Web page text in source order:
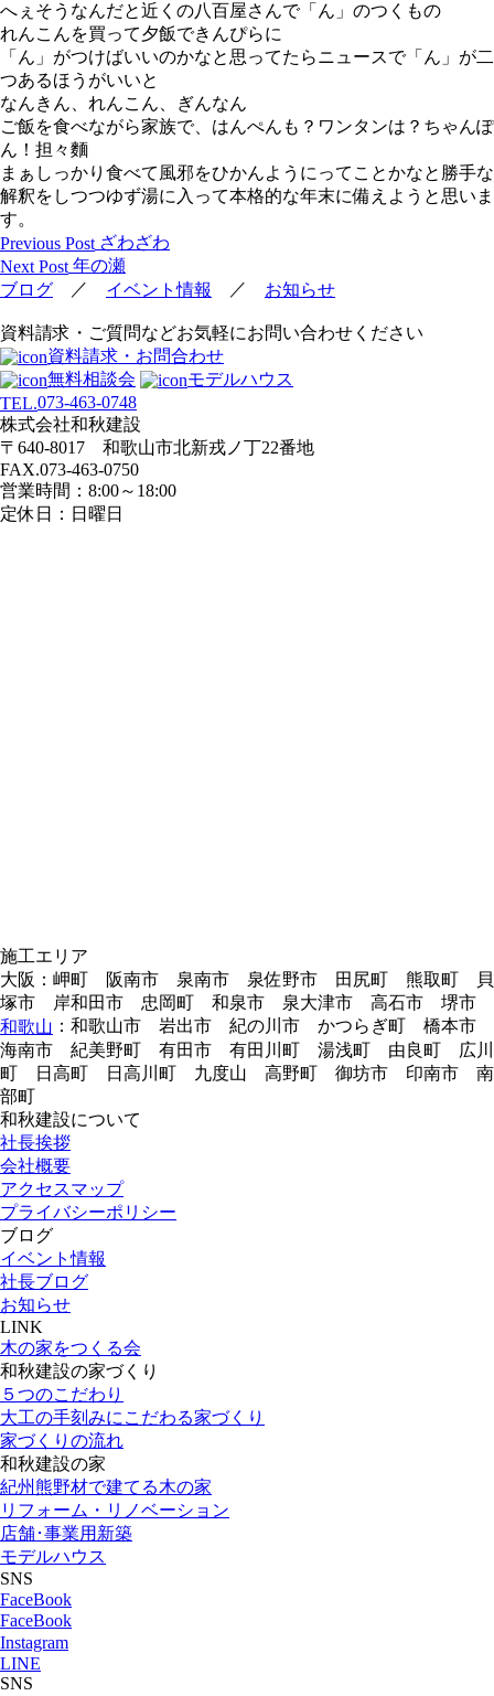
へぇそうなんだと近くの八百屋さんで「ん」のつくもの
れんこんを買って夕飯できんぴらに
「ん」がつけばいいのかなと思ってたらニュースで「ん」が二
つあるほうがいいと
なんきん、れんこん、ぎんなん
ご飯を食べながら家族で、はんぺんも？ワンタンは？ちゃんぽ
ん！担々麵
まぁしっかり食べて風邪をひかんようにってことかなと勝手な
解釈をしつつゆず湯に入って本格的な年末に備えようと思いま
す。
投
稿
ナ
ゲ
ー
シ
ョ
ン
Previous Post ざわざわ
Next Post 年の瀬
ブログ ／ イベント情報 ／ お知らせ
資料請求・ご質問などお気軽にお問い合わせください
資料請求・お問合わせ
無料相談会
モデルハウス
TEL.073-463-0748
株式会社和秋建設
〒640-8017 和歌山市北新戎ノ丁22番地
FAX.073-463-0750
営業時間：8:00～18:00
定休日：日曜日
施工エリア
大阪：岬町 阪南市 泉南市 泉佐野市 田尻町 熊取町 貝
塚市 岸和田市 忠岡町 和泉市 泉大津市 高石市 堺市
和歌山 ：和歌山市 岩出市 紀の川市 かつらぎ町 橋本市
海南市 紀美野町 有田市 有田川町 湯浅町 由良町 広川
町 日高町 日高川町 九度山 高野町 御坊市 印南市 南
部町
和秋建設について
社長挨拶
会社概要
アクセスマップ
プライバシーポリシー
ブログ
イベント情報
社長ブログ
お知らせ
LINK
木の家をつくる会
和秋建設の家づくり
５つのこだわり
大工の手刻みにこだわる家づくり
家づくりの流れ
和秋建設の家
紀州熊野材で建てる木の家
リフォーム・リノベーション
店舗･事業用新築
モデルハウス
SNS
FaceBook
FaceBook
Instagram
LINE
SNS